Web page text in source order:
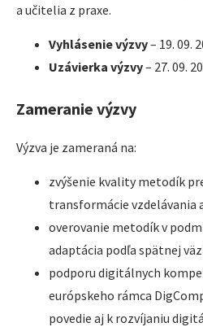
a učitelia z praxe.
Vyhlásenie výzvy– 19. 09.
Uzávierka výzvy– 27. 09.
Zameranie výzvy
Výzva je zameraná na:
zvýšenie kvality metodík
transformácie vzdelávania
overovanie metodík v
adaptácia podľa spätnej
podporu digitálnych
európskeho rámca
povedie aj k rozvíjaniu